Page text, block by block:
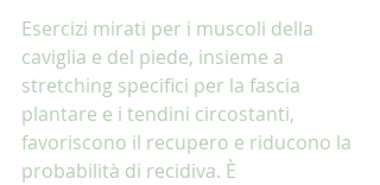
Esercizi mirati per i muscoli della
caviglia e del piede, insieme a
stretching specifici per la fascia
plantare e i tendini circostanti,
favoriscono il recupero e riducono la
probabilità di recidiva. È